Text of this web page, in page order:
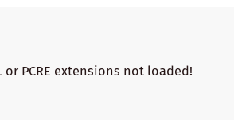
or PCRE extensions not loaded!